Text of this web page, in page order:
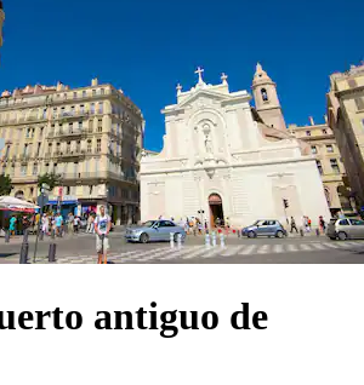
antiguo de